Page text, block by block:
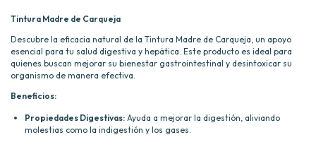
Tintura Madre de Carqueja
Descubre la eficacia natural de la Tintura Madre de Carqueja, un apoyo
esencial para tu salud digestiva y hepática. Este producto es ideal para
quienes buscan mejorar su bienestar gastrointestinal y desintoxicar su
organismo de manera efectiva.
Beneficios:
Propiedades Digestivas: Ayuda a mejorar la digestión, aliviando
molestias como la indigestión y los gases.